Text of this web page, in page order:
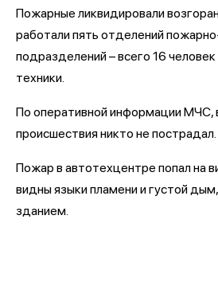
Пожарные ликвидировали
работали пять отделений
подразделений – всего 16
техники.
По оперативной информации МЧС,
происшествия никто не пострадал.
Пожар в автотехцентре попал на
видны языки пламени и густой
зданием.